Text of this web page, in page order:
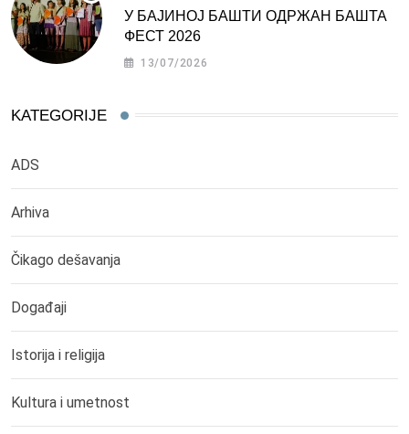
У БАЈИНОЈ БАШТИ ОДРЖАН БАШТА
ФЕСТ 2026
13/07/2026
KATEGORIJE
ADS
Arhiva
Čikago dešavanja
Događaji
Istorija i religija
Kultura i umetnost